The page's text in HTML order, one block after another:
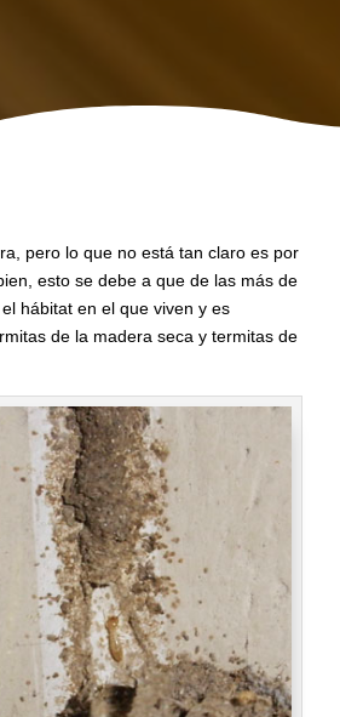
pero lo que no está tan claro es por
esto se debe a que de las más de
hábitat en el que viven y es
de la madera seca y termitas de